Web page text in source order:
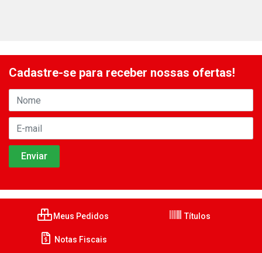
Cadastre-se para receber nossas ofertas!
Meus Pedidos Títulos
Notas Fiscais